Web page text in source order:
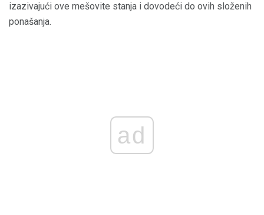
izazivajući ove mešovite stanja i dovodeći do ovih složenih
ponašanja.
ad